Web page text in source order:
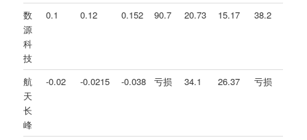
数
源
科
技
0.1 0.12 0.152 90.7 20.73 15.17 38.2
航
天
长
峰
-0.02 -0.0215 -0.038 亏损 34.1 26.37 亏损